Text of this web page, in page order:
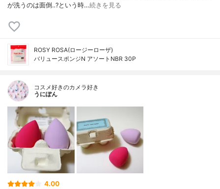
が洗うのは面倒‥?という時…続きを見る
ROSY ROSA(ロージーローザ)
バリュースポンジN アソートNBR 30P
コスメ好きのカメラ好き
うにぽん
4.00